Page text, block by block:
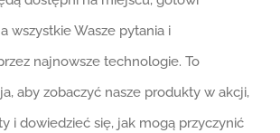
wszystkie Wasze pytania i
najnowsze technologie. To
aby zobaczyć nasze produkty w akcji,
i dowiedzieć się, jak mogą przyczynić